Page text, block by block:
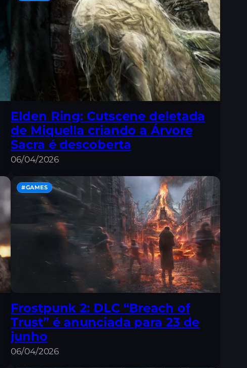
Elden Ring: Cutscene deletada
de Miquella criando a Árvore
Sacra é descoberta
06/04/2026
#GAMES
Frostpunk 2: DLC “Breach of
Trust” é anunciada para 23 de
junho
06/04/2026